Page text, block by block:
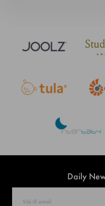
Daily